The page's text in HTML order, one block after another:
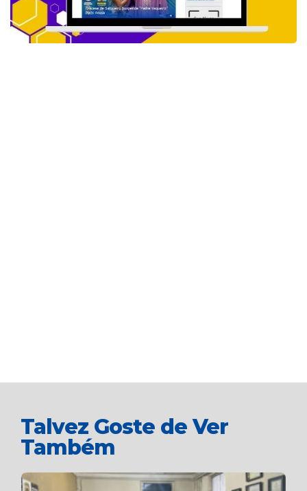
Talvez Goste de Ver
Também